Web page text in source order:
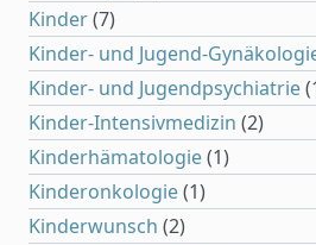
Kinder(7)
Kinder- und Jugend-
Kinder- und Jugendpsychiatrie
Kinder-Intensivmedizin (2)
Kinderhämatologie(1)
Kinderonkologie(1)
Kinderwunsch (2)